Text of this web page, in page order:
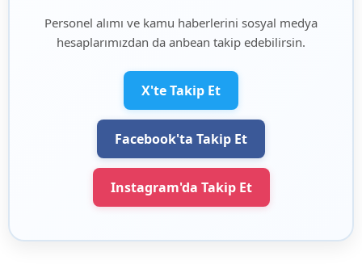
Personel alımı ve kamu haberlerini sosyal medya
hesaplarımızdan da anbean takip edebilirsin.
X'te Takip Et
Facebook'ta Takip Et
Instagram'da Takip Et